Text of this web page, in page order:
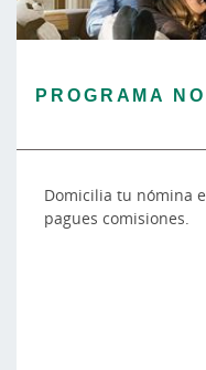
PROGRAMA
Domicilia tu nómina
pagues comisiones.